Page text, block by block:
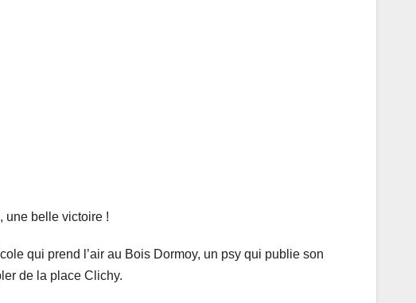
une belle victoire !
qui prend l’air au Bois Dormoy, un psy qui publie son
de la place Clichy.